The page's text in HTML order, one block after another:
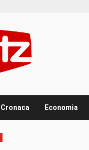
Cronaca Economia